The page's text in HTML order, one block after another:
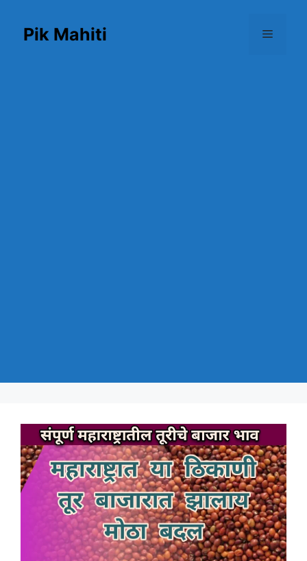
contentPik Mahiti Menu